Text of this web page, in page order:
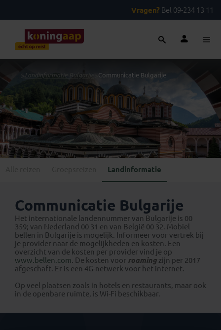
Vragen? Bel 09-234 13 11
> Landinformatie Bulgarije Communicatie Bulgarije
Landinformatie
Communicatie Bulgarije
Het internationale landennummer van Bulgarije is 00
359; van Nederland 00 31 en van België 00 32. Mobiel
bellen in Bulgarije is mogelijk. Informeer voor vertrek bij
je provider naar de mogelijkheden en kosten. Een
overzicht van de kosten per provider vind je op
www.bellen.com. De kosten voor roaming zijn per 2017
afgeschaft. Er is een 4G-netwerk voor het internet.
Op veel plaatsen zoals in hotels en restaurants, maar ook
in de openbare ruimte, is Wi-Fi beschikbaar.